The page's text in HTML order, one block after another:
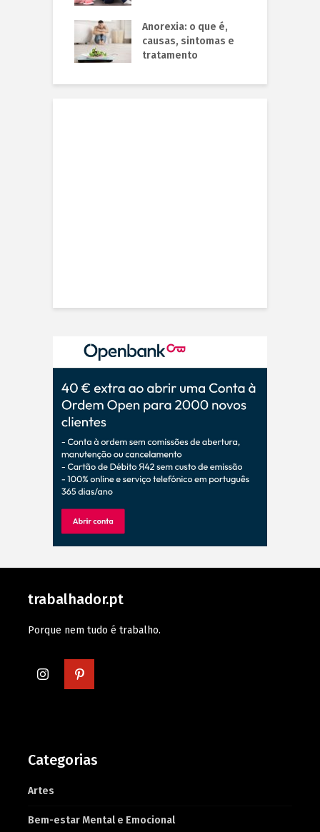
Anorexia: o que é,
causas, sintomas e
tratamento
trabalhador.pt
Porque nem tudo é trabalho.
Categorias
Artes
Bem-estar Mental e Emocional